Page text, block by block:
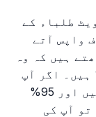
طلباء کے
واپس آتے
ہیں کہ وہ
انڈرگریجویٹ آبادی کا 60% ہیں۔ اگر آپ
577 طلباء کے سیمپل کا سروے کرتے ہیں اور 95%
تو آپ کی